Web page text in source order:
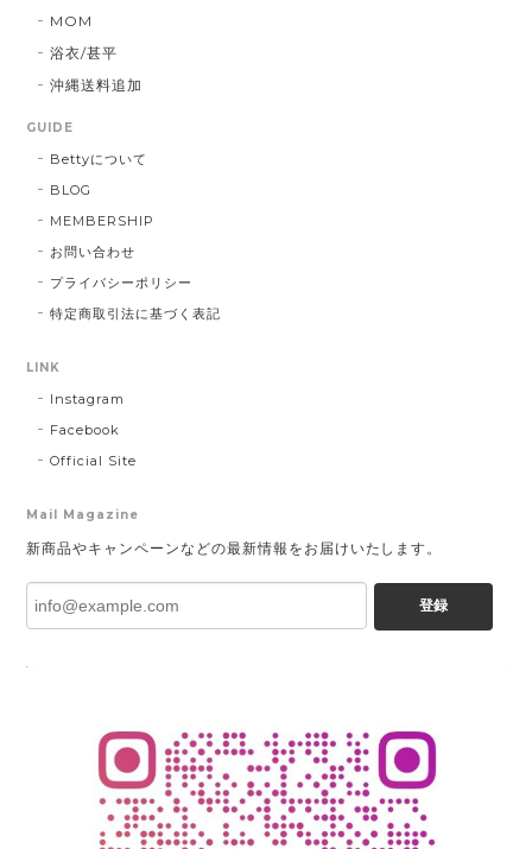
MOM
浴衣/甚平
沖縄送料追加
GUIDE
Bettyについて
BLOG
MEMBERSHIP
お問い合わせ
プライバシーポリシー
特定商取引法に基づく表記
LINK
Instagram
Facebook
Official Site
Mail Magazine
新商品やキャンペーンなどの最新情報をお届けいたします。
登録